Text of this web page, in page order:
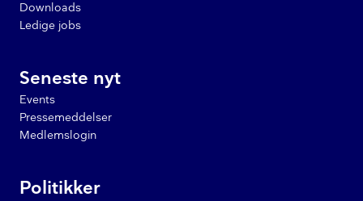
Downloads
Ledige jobs
Seneste nyt
Events
Pressemeddelser
Medlemslogin
Politikker